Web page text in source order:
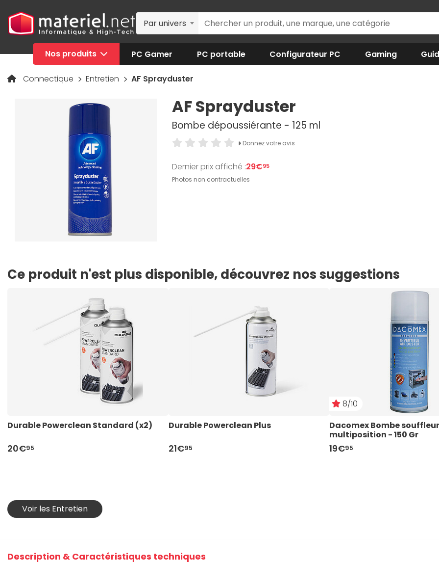
Par univers
Nos produits PC Gamer PC portable Configurateur PC Gaming
Connectique Entretien AF Sprayduster
AF Sprayduster
Bombe dépoussiérante - 125 ml
Donnez votre avis
Dernier prix affiché :29€95
Photos non contractuelles
Ce produit n'est plus disponible, découvrez nos suggestions
Durable Powerclean Standard (x2)
20€95
Durable Powerclean Plus
21€95
8/10
Dacomex Bombe
multiposition - 150 Gr
19€95
Voir les Entretien
Description & Caractéristiques techniques